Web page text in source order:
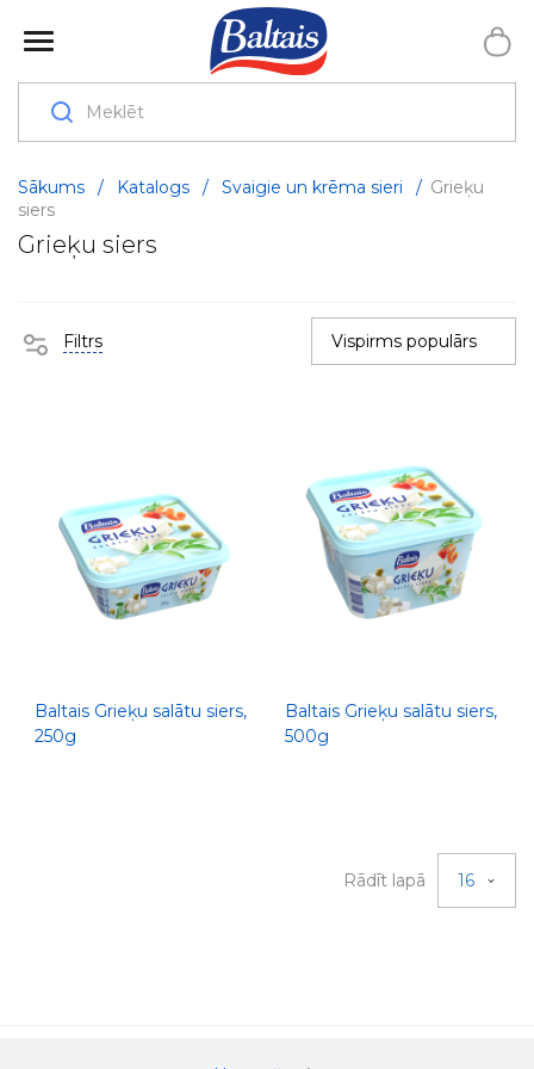
Sākums / Katalogs / Svaigie un krēma sieri / Grieķu
siers
Grieķu siers
Filtrs
Baltais Grieķu salātu siers,
250g
Baltais Grieķu salātu siers,
500g
Rādīt lapā 16